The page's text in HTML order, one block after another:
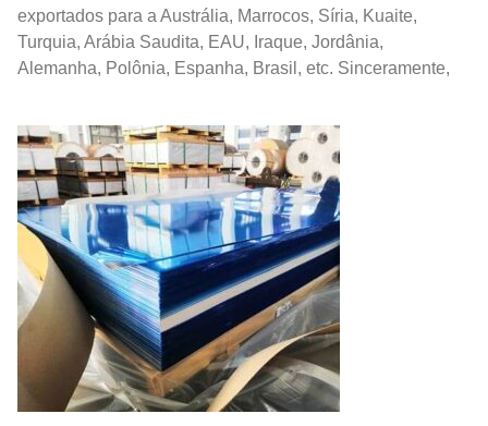
exportados para a Austrália, Marrocos, Síria, Kuaite,
Turquia, Arábia Saudita, EAU, Iraque, Jordânia,
Alemanha, Polônia, Espanha, Brasil, etc. Sinceramente,